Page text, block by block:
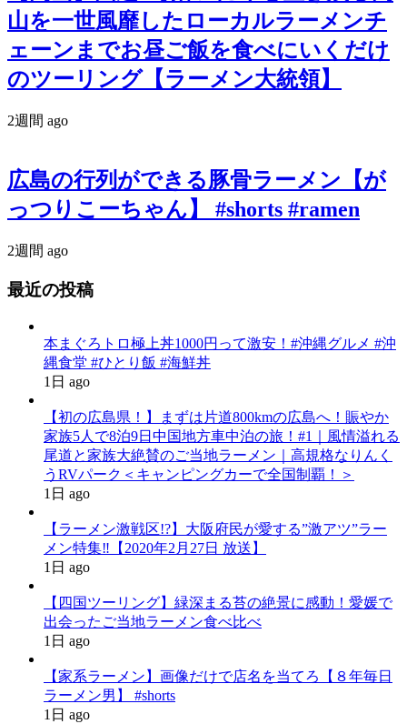
山を一世風靡したローカルラーメンチ
ェーンまでお昼ご飯を食べにいくだけ
のツーリング【ラーメン大統領】
2週間 ago
広島の行列ができる豚骨ラーメン【が
っつりこーちゃん】 #shorts #ramen
2週間 ago
最近の投稿
本まぐろトロ極上丼1000円って激安！#沖縄グルメ #沖
縄食堂 #ひとり飯 #海鮮丼
1日 ago
【初の広島県！】まずは片道800kmの広島へ！賑やか
家族5人で8泊9日中国地方車中泊の旅！#1｜風情溢れる
尾道と家族大絶賛のご当地ラーメン｜高規格なりんく
うRVパーク＜キャンピングカーで全国制覇！＞
1日 ago
【ラーメン激戦区!?】大阪府民が愛する”激アツ”ラー
メン特集‼︎【2020年2月27日 放送】
1日 ago
【四国ツーリング】緑深まる苔の絶景に感動！愛媛で
出会ったご当地ラーメン食べ比べ
1日 ago
【家系ラーメン】画像だけで店名を当てろ【８年毎日
ラーメン男】 #shorts
1日 ago